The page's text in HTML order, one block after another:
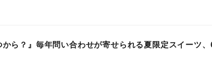
から？』毎年問い合わせが寄せられる夏限定スイーツ